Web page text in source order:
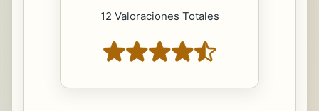
12 Valoraciones Totales